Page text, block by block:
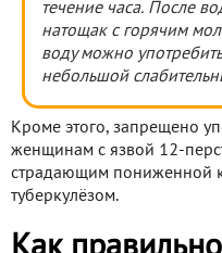
течение часа. После
натощак с горячим
воду можно
небольшой
Кроме этого, запрещено
женщинам с язвой 12-
страдающим пониженной
туберкулёзом.